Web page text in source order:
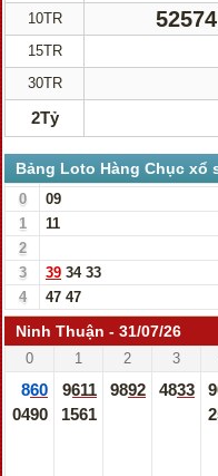
10TR 52574
15TR
30TR
2Tỷ
Bảng Loto Hàng Chục xổ
0 09
1
11
2
3
39 34 33
4
47 47
Ninh Thuận - 31/07/26
0 1 2 3
860
0490
9611
1561
9892 4833